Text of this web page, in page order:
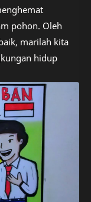
pohon. Oleh
marilah kita
hidup